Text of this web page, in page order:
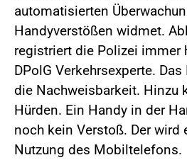
automatisierten
Handyverstößen widmet.
registriert die Polizei immer
DPolG Verkehrsexperte.
die Nachweisbarkeit. Hinzu
Hürden. Ein Handy in der
noch kein Verstoß. Der wird
Nutzung des Mobiltelefons.